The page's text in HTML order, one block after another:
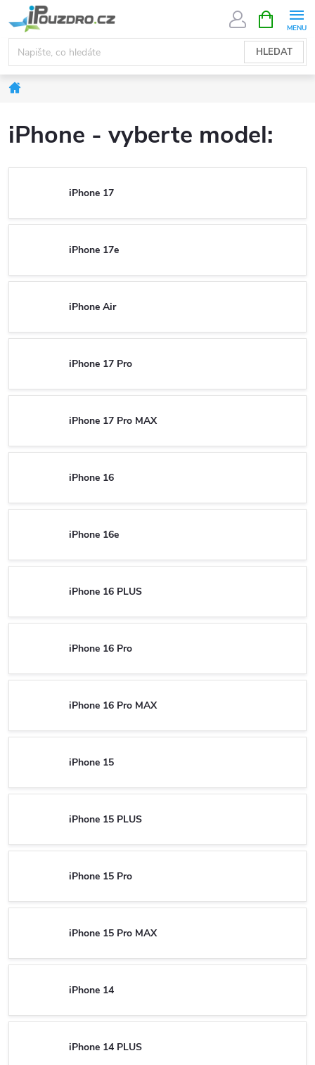
na
obsah
HLEDAT
NÁKUPNÍ
KOŠÍK
iPhone - vyberte model:
iPhone 17
iPhone 17e
iPhone Air
iPhone 17 Pro
iPhone 17 Pro MAX
iPhone 16
iPhone 16e
iPhone 16 PLUS
iPhone 16 Pro
iPhone 16 Pro MAX
iPhone 15
iPhone 15 PLUS
iPhone 15 Pro
iPhone 15 Pro MAX
iPhone 14
iPhone 14 PLUS